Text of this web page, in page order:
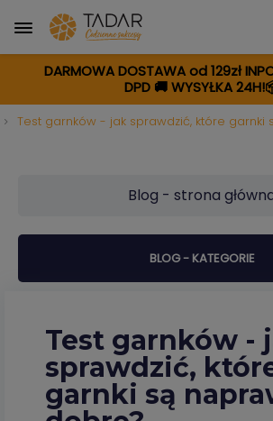
DARMOWA DOSTAWA od 129zł
DPD🚚WYSYŁKA
Test garnków - jak sprawdzić, które
BLOG - KATEGORIE
Blog - strona
Test garnków -
sprawdzić,
garnki są